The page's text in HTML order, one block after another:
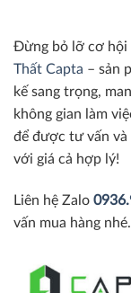
Đừng bỏ lỡ cơ hội
Thất Capta – sản
kế sang trọng,
không gian làm
để được tư vấn và
với giá cả hợp lý!
Liên hệ Zalo
vấn mua hàng nhé.